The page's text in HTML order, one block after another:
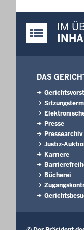
Justiz-Portal im
IM
DAS
Presse
Pressearchiv
Justiz-
Karriere
Bücherei